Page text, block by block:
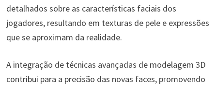
detalhados sobre as características faciais dos
jogadores, resultando em texturas de pele e expressões
que se aproximam da realidade.
A integração de técnicas avançadas de modelagem 3D
contribui para a precisão das novas faces, promovendo